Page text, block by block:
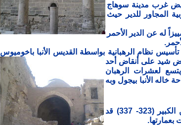
غرب مدينة سوهاج
المجاور للدير حيث
له عن الدير الأحمر
نظام الرهبانية بواسطة القديس الأنبا باخوميوس
شيد على أنقاض أحد
لعشرات الرهبان
خاله الأنبا بيجول وبه
وتشير بعض المصادر أن الملكة هيلانة والدة الإمبراطور قسطنطين الكبير (323- 337) قد
بعمارتها.